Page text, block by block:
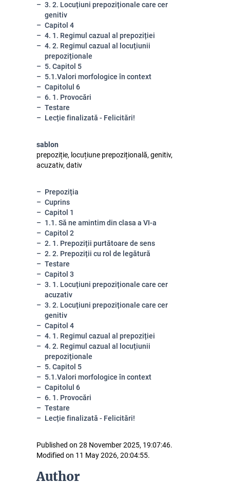
3. 2. Locuțiuni prepoziționale care cer
genitiv
Capitol 4
4. 1. Regimul cazual al prepoziției
4. 2. Regimul cazual al locuțiunii
prepoziționale
5. Capitol 5
5.1.Valori morfologice în context
Capitolul 6
6. 1. Provocări
Testare
Lecție finalizată - Felicitări!
sablon
prepoziție, locuțiune prepozițională, genitiv,
acuzativ, dativ
Prepoziția
Cuprins
Capitol 1
1.1. Să ne amintim din clasa a VI-a
Capitol 2
2. 1. Prepoziții purtătoare de sens
2. 2. Prepoziții cu rol de legătură
Testare
Capitol 3
3. 1. Locuțiuni prepoziționale care cer
acuzativ
3. 2. Locuțiuni prepoziționale care cer
genitiv
Capitol 4
4. 1. Regimul cazual al prepoziției
4. 2. Regimul cazual al locuțiunii
prepoziționale
5. Capitol 5
5.1.Valori morfologice în context
Capitolul 6
6. 1. Provocări
Testare
Lecție finalizată - Felicitări!
Published on 28 November 2025, 19:07:46.
Modified on 11 May 2026, 20:04:55.
Author